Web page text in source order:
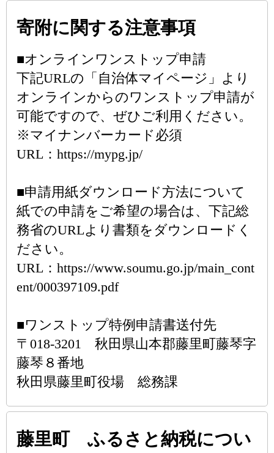
寄附に関する注意事項
■オンラインワンストップ申請
下記URLの「自治体マイページ」より
オンラインからのワンストップ申請が
可能ですので、ぜひご利用ください。
※マイナンバーカード必須
URL：https://mypg.jp/
■申請用紙ダウンロード方法について
紙での申請をご希望の場合は、下記総
務省のURLより書類をダウンロードく
ださい。
URL：https://www.soumu.go.jp/main_cont
ent/000397109.pdf
■ワンストップ特例申請書送付先
〒018-3201 秋田県山本郡藤里町藤琴字
藤琴８番地
秋田県藤里町役場 総務課
藤里町 ふるさと納税につい